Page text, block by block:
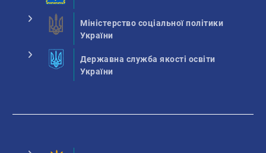
Міністерство соціальної політики
України
Державна служба якості освіти
України